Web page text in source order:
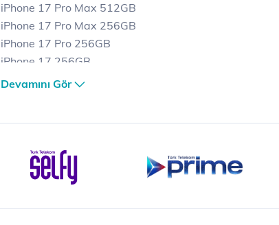
iPhone 17 Pro Max 512GB
iPhone 17 Pro Max 256GB
iPhone 17 Pro 256GB
iPhone 17 256GB
iPhone 17 Air 256GB
Casper Nirvana C370
Notebook
Devamını Gör